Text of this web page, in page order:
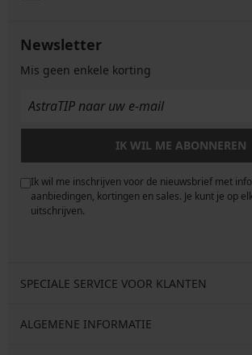
Newsletter
Mis geen enkele korting
IK WIL ME ABONNEREN
Ik wil me inschrijven voor de nieuwsbrief met
aanbiedingen, kortingen en sales. Je kunt je op
uitschrijven.
SPECIALE SERVICE VOOR KLANTEN
ALGEMENE INFORMATIE